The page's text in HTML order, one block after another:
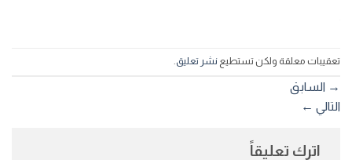
تعقيبات معلقة ولكن تستطيع نشر تعليق.
→ السابق
التالي ←
اترك تعليقاً